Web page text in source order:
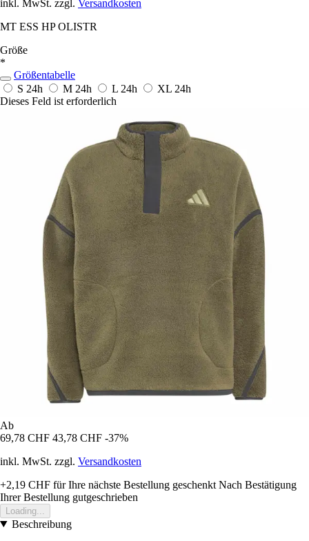
inkl. MwSt. zzgl. Versandkosten
MT ESS HP OLISTR
Größe
*
Größentabelle
S 24h M 24h L 24h XL 24h
Dieses Feld ist erforderlich
Ab
69,78 CHF 43,78 CHF -37%
inkl. MwSt. zzgl. Versandkosten
+2,19 CHF für Ihre nächste Bestellung geschenkt Nach Bestätigung
Ihrer Bestellung gutgeschrieben
Loading...
Beschreibung